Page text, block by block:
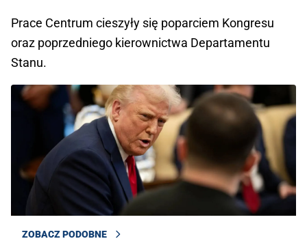
Prace Centrum cieszyły się poparciem Kongresu
oraz poprzedniego kierownictwa Departamentu
Stanu.
ZOBACZ PODOBNE